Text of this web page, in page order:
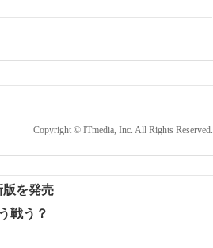
Copyright © ITmedia, Inc. All Rights Reserved.
を発売
戦う？